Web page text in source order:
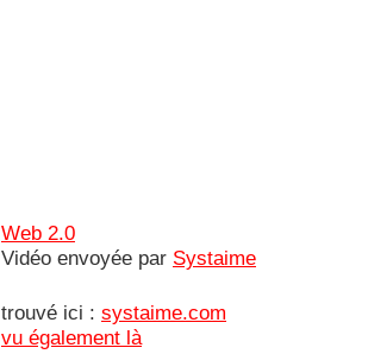
Web 2.0
Vidéo envoyée par Systaime
trouvé ici : systaime.com
vu également là